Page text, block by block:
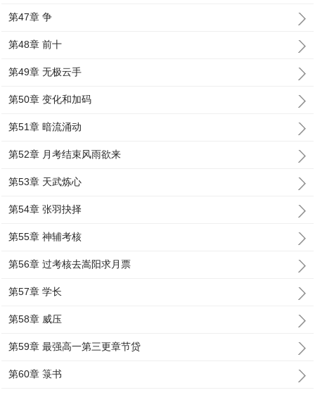
第47章 争
第48章 前十
第49章 无极云手
第50章 变化和加码
第51章 暗流涌动
第52章 月考结束风雨欲来
第53章 天武炼心
第54章 张羽抉择
第55章 神辅考核
第56章 过考核去嵩阳求月票
第57章 学长
第58章 威压
第59章 最强高一第三更章节贷
第60章 箓书